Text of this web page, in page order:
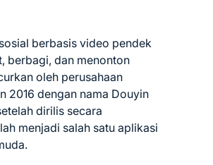
berbasis video pendek
berbagi, dan menonton
oleh perusahaan
2016 dengan nama Douyin
dirilis secara
menjadi salah satu aplikasi